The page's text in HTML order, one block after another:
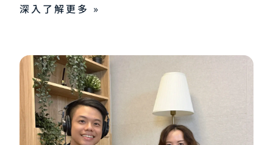
深入了解更多 »